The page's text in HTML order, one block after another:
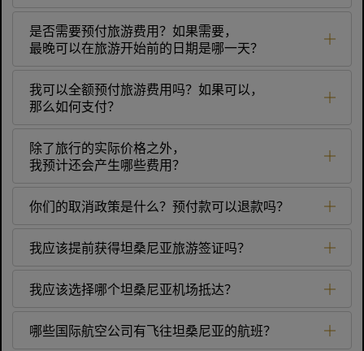
是否需要预付旅游费用？如果需要，
最晚可以在旅游开始前的日期是哪一天？
我可以全额预付旅游费用吗？如果可以，
那么如何支付？
除了旅行的实际价格之外，
我预计还会产生哪些费用？
你们的取消政策是什么？预付款可以退款吗？
我应该提前获得坦桑尼亚旅游签证吗？
我应该选择哪个坦桑尼亚机场抵达？
哪些国际航空公司有飞往坦桑尼亚的航班？